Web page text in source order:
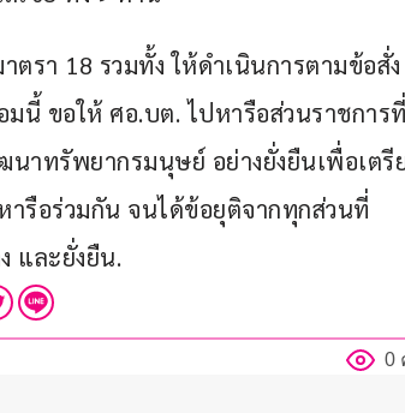
รา 18 รวมทั้ง ให้ดำเนินการตามข้อสั่ง
นี้ ขอให้ ศอ.บต. ไปหารือส่วนราชการที่
นาทรัพยากรมนุษย์ อย่างยั่งยืนเพื่อเตรี
รือร่วมกัน จนได้ข้อยุติจากทุกส่วนที่
และยั่งยืน.
0